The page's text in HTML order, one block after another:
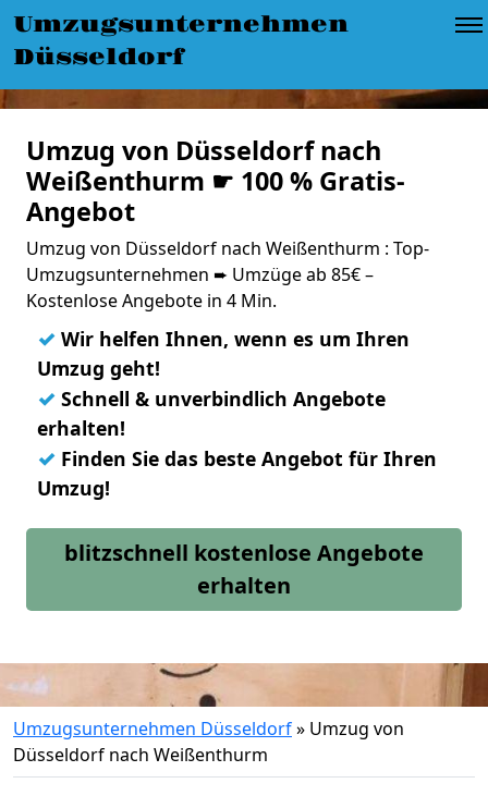
Umzugsunternehmen
Düsseldorf
Umzug von Düsseldorf nach
Weißenthurm ☛ 100 % Gratis-
Angebot
Umzug von Düsseldorf nach Weißenthurm : Top-
Umzugsunternehmen ➨ Umzüge ab 85€ –
Kostenlose Angebote in 4 Min.
✓ Wir helfen Ihnen, wenn es um Ihren
Umzug geht!
✓ Schnell & unverbindlich Angebote
erhalten!
✓ Finden Sie das beste Angebot für Ihren
Umzug!
blitzschnell kostenlose Angebote
erhalten
Umzugsunternehmen Düsseldorf» Umzug von
Düsseldorf nach Weißenthurm